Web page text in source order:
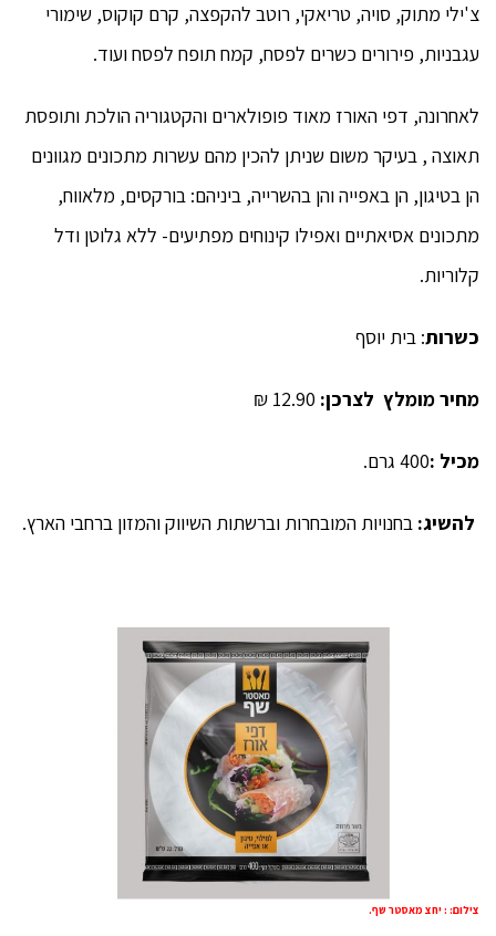
צ'ילי מתוק, סויה, טריאקי, רוטב להקפצה, קרם קוקוס, שימורי
עגבניות, פירורים כשרים לפסח, קמח תופח לפסח ועוד.
לאחרונה, דפי האורז מאוד פופולארים והקטגוריה הולכת ותופסת
תאוצה , בעיקר משום שניתן להכין מהם עשרות מתכונים מגוונים
הן בטיגון, הן באפייה והן בהשרייה, ביניהם: בורקסים, מלאווח,
מתכונים אסיאתיים ואפילו קינוחים מפתיעים- ללא גלוטן ודל
קלוריות.
כשרות: בית יוסף
מחיר מומלץ לצרכן:
12.90 ₪
מכיל :400 גרם.
להשיג: בחנויות המובחרות וברשתות השיווק והמזון ברחבי הארץ.
צילום: : יחצ מאסטר שף.